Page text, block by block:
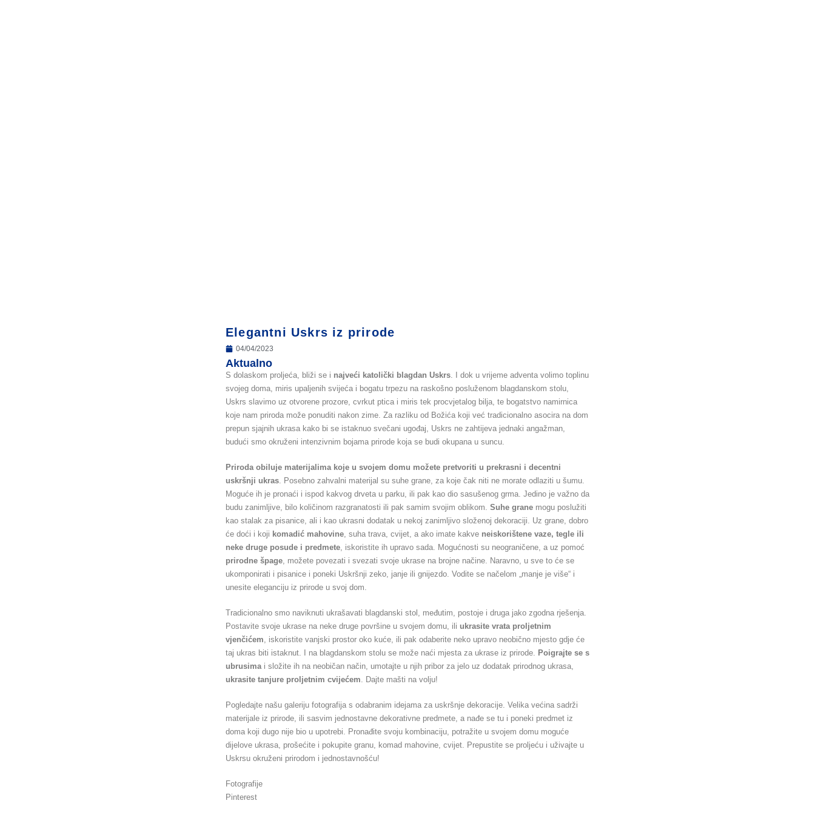
Elegantni Uskrs iz prirode
04/04/2023
Aktualno
S dolaskom proljeća, bliži se i najveći katolički blagdan Uskrs. I dok u vrijeme adventa volimo toplinu
svojeg doma, miris upaljenih svijeća i bogatu trpezu na raskošno posluženom blagdanskom stolu,
Uskrs slavimo uz otvorene prozore, cvrkut ptica i miris tek procvjetalog bilja, te bogatstvo namirnica
koje nam priroda može ponuditi nakon zime. Za razliku od Božića koji već tradicionalno asocira na dom
prepun sjajnih ukrasa kako bi se istaknuo svečani ugođaj, Uskrs ne zahtijeva jednaki angažman,
budući smo okruženi intenzivnim bojama prirode koja se budi okupana u suncu.
Priroda obiluje materijalima koje u svojem domu možete pretvoriti u prekrasni i decentni
uskršnji ukras. Posebno zahvalni materijal su suhe grane, za koje čak niti ne morate odlaziti u šumu.
Moguće ih je pronaći i ispod kakvog drveta u parku, ili pak kao dio sasušenog grma. Jedino je važno da
budu zanimljive, bilo količinom razgranatosti ili pak samim svojim oblikom. Suhe grane mogu poslužiti
kao stalak za pisanice, ali i kao ukrasni dodatak u nekoj zanimljivo složenoj dekoraciji. Uz grane, dobro
će doći i koji komadić mahovine, suha trava, cvijet, a ako imate kakve neiskorištene vaze, tegle ili
neke druge posude i predmete, iskoristite ih upravo sada. Mogućnosti su neograničene, a uz pomoć
prirodne špage, možete povezati i svezati svoje ukrase na brojne načine. Naravno, u sve to će se
ukomponirati i pisanice i poneki Uskršnji zeko, janje ili gnijezdo. Vodite se načelom „manje je više“ i
unesite eleganciju iz prirode u svoj dom.
Tradicionalno smo naviknuti ukrašavati blagdanski stol, međutim, postoje i druga jako zgodna rješenja.
Postavite svoje ukrase na neke druge površine u svojem domu, ili ukrasite vrata proljetnim
vjenčićem, iskoristite vanjski prostor oko kuće, ili pak odaberite neko upravo neobično mjesto gdje će
taj ukras biti istaknut. I na blagdanskom stolu se može naći mjesta za ukrase iz prirode. Poigrajte se s
ubrusimai složite ih na neobičan način, umotajte u njih pribor za jelo uz dodatak prirodnog ukrasa,
ukrasite tanjure proljetnim cvijećem. Dajte mašti na volju!
Pogledajte našu galeriju fotografija s odabranim idejama za uskršnje dekoracije. Velika većina sadrži
materijale iz prirode, ili sasvim jednostavne dekorativne predmete, a nađe se tu i poneki predmet iz
doma koji dugo nije bio u upotrebi. Pronađite svoju kombinaciju, potražite u svojem domu moguće
dijelove ukrasa, prošećite i pokupite granu, komad mahovine, cvijet. Prepustite se proljeću i uživajte u
Uskrsu okruženi prirodom i jednostavnošću!
Fotografije
Pinterest